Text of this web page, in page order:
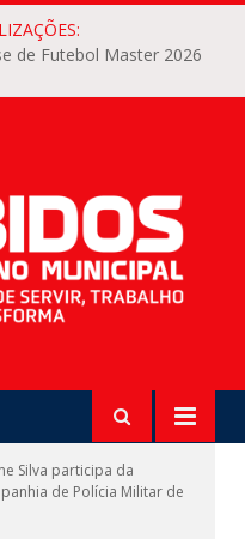
de Futebol Master 2026
Silva participa da
de Polícia Militar de